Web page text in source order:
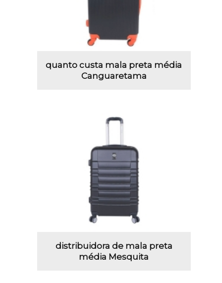
quanto custa mala preta média
Canguaretama
distribuidora de mala preta
média Mesquita